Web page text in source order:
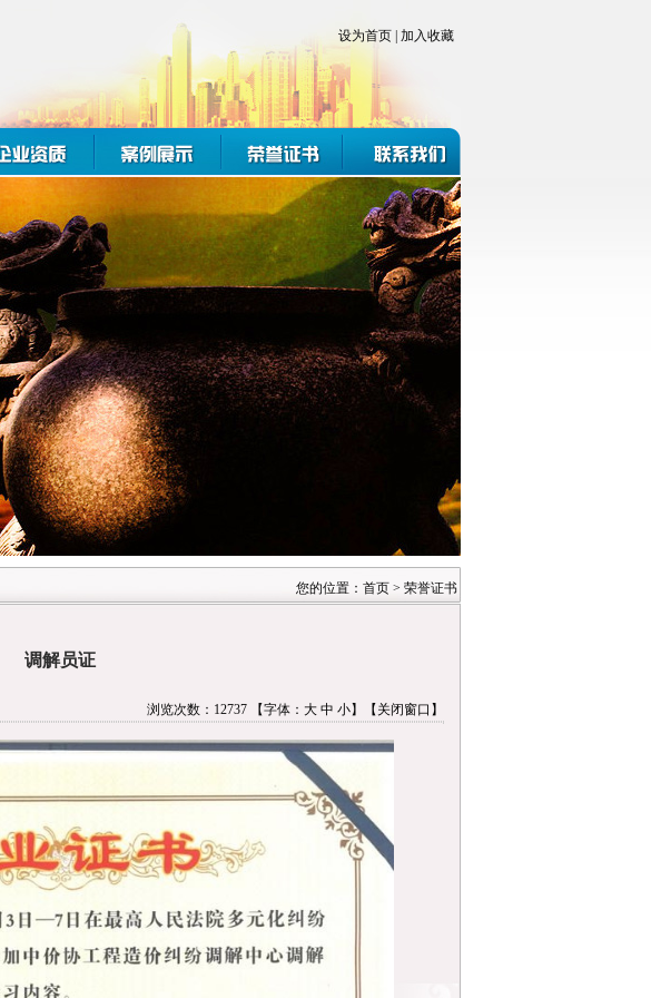
设为首页 加入收藏
您的位置：首页 > 荣誉证书
调解员证
浏览次数：12737 【字体： 大 中 小】 【关闭窗口】